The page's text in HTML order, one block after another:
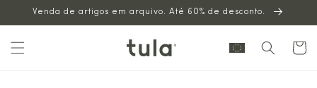
para o
Venda de artigos em arquivo. Até 60% de desconto.
Carrinho